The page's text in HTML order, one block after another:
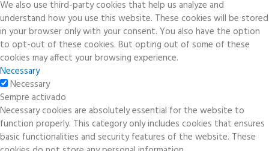
We also use third-party cookies that help us analyze and
understand how you use this website. These cookies will be stored
in your browser only with your consent. You also have the option
to opt-out of these cookies. But opting out of some of these
cookies may affect your browsing experience.
Necessary
Necessary
Sempre activado
Necessary cookies are absolutely essential for the website to
function properly. This category only includes cookies that ensures
basic functionalities and security features of the website. These